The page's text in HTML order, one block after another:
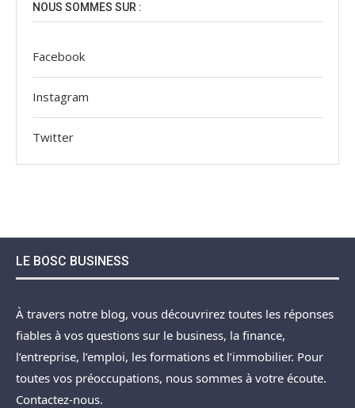
NOUS SOMMES SUR :
Facebook
Instagram
Twitter
LE BOSC BUSINESS
À travers notre blog, vous découvrirez toutes les réponses
fiables à vos questions sur le business, la finance,
l’entreprise, l’emploi, les formations et l’immobilier. Pour
toutes vos préoccupations, nous sommes à votre écoute.
Contactez-nous.